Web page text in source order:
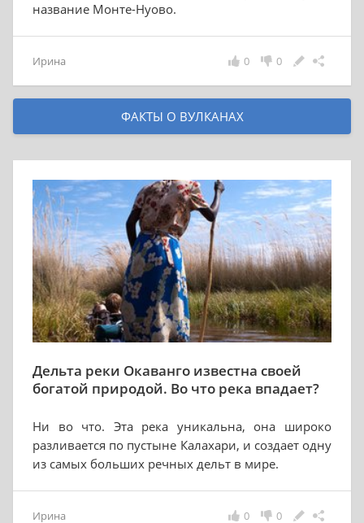
название Монте-Нуово.
Ирина 0
0
ФАКТЫ О ВУЛКАНАХ
Дельта реки Окаванго известна своей
богатой природой. Во что река впадает?
Ни во что. Эта река уникальна, она широко
разливается по пустыне Калахари, и создает одну
из самых больших речных дельт в мире.
Ирина 0
0